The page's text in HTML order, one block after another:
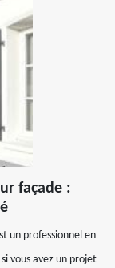
façade :
un professionnel en
vous avez un projet